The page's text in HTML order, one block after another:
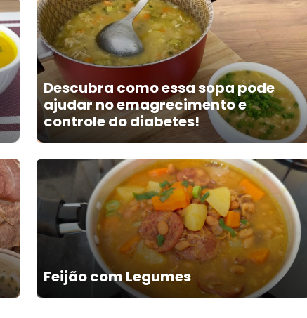
Descubra como essa sopa pode
ajudar no emagrecimento e
controle do diabetes!
Feijão com Legumes